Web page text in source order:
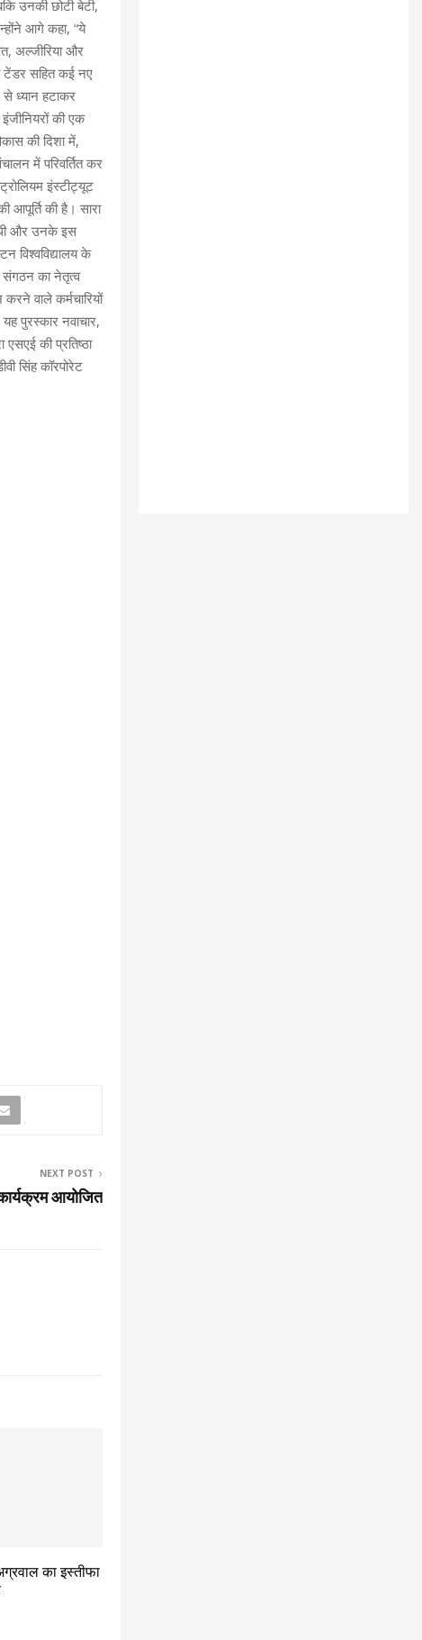
उनकी छोटी बेटी,
आगे कहा, “ये
अल्जीरिया और
टेंडर सहित कई नए
से ध्यान हटाकर
की एक
की दिशा में,
में परिवर्तित कर
इंस्टीट्यूट
की है। सारा
थी और उनके इस
विश्वविद्यालय के
संगठन का नेतृत्व
वाले कर्मचारियों
पुरस्कार नवाचार,
की प्रतिष्ठा
सिंह कॉरपोरेट
NEXT POST
आयोजित
का इस्तीफा